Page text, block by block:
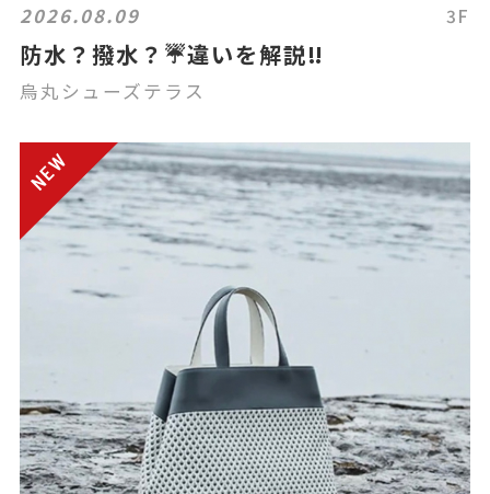
2026.08.09 3F
防水？撥水？☔違いを解説‼️
烏丸シューズテラス